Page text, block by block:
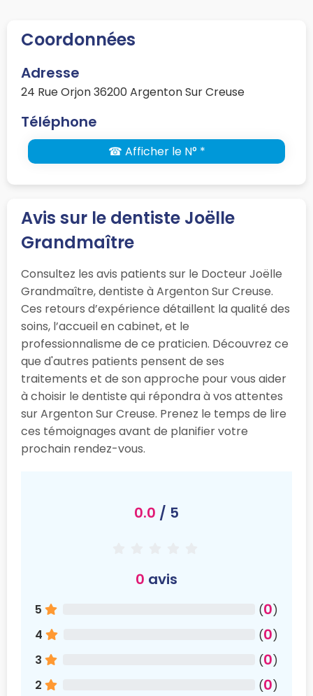
Coordonnées
Adresse
24 Rue Orjon 36200 Argenton Sur Creuse
Téléphone
☎ Afficher le N° *
Avis sur le dentiste Joëlle
Grandmaître
Consultez les avis patients sur le Docteur Joëlle
Grandmaître, dentiste à Argenton Sur Creuse.
Ces retours d’expérience détaillent la qualité des
soins, l’accueil en cabinet, et le
professionnalisme de ce praticien. Découvrez ce
que d'autres patients pensent de ses
traitements et de son approche pour vous aider
à choisir le dentiste qui répondra à vos attentes
sur Argenton Sur Creuse. Prenez le temps de lire
ces témoignages avant de planifier votre
prochain rendez-vous.
0.0 / 5
0 avis
5 (0)
4
(0)
3
(0)
2
(0)